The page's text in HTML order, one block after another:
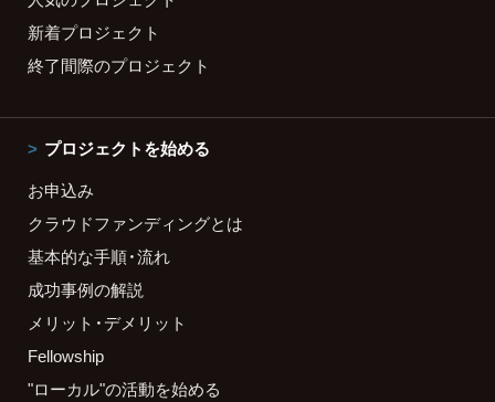
新着プロジェクト
終了間際のプロジェクト
プロジェクトを始める
お申込み
クラウドファンディングとは
基本的な手順・流れ
成功事例の解説
メリット・デメリット
Fellowship
"ローカル"の活動を始める